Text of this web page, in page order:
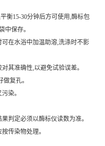
衡15-30分钟后方可使用,酶标包
中保存。
在水浴中加温助溶,洗涤时不影
其准确性,以避免试验误差。
复孔。
染。
判定必须以酶标仪读数为准。
传染物处理。